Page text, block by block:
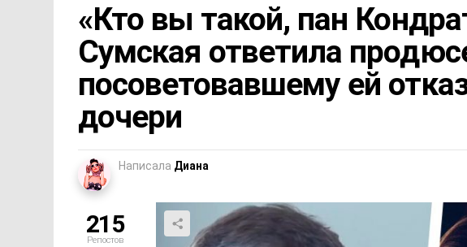
«Кто вы такой, пан
Сумская ответила
посоветовавшему ей
дочери
Написала Диана
215
Репостов